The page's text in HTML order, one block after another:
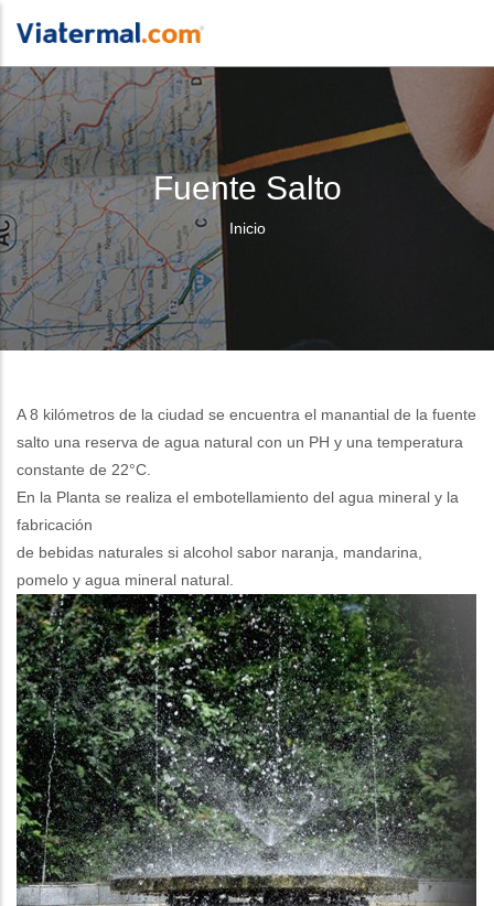
Fuente Salto
Sobrescribir
ayuda
la
Inicio
A 8 kilómetros de la ciudad se encuentra el manantial de la fuente
salto una reserva de agua natural con un PH y una temperatura
constante de 22°C.
En la Planta se realiza el embotellamiento del agua mineral y la
fabricación
de bebidas naturales si alcohol sabor naranja, mandarina,
pomelo y agua mineral natural.